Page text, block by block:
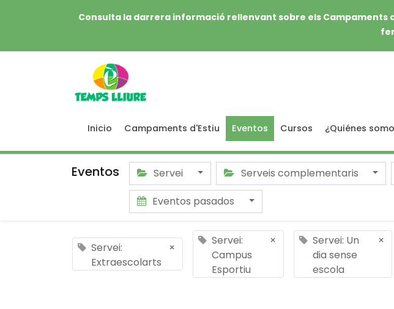
Consulta la darrera informació rellenvant sobre els Campaments
Inicio Campaments d'Estiu Eventos Cursos ¿Quiénes
Eventos Servei Serveis complementaris
Eventos pasados
Servei:
Extraescolarts
×
Servei:
Campus
Esportiu
×
Servei: Un
dia sense
escola
×